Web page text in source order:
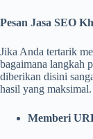
Pesan Jasa SEO
Jika Anda tertarik
bagaimana langkah
diberikan disini
hasil yang maksimal.
Memberi